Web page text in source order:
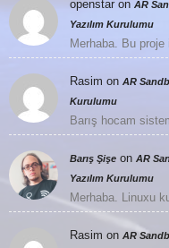
openstar on AR
Yazılım Kurulumu
Merhaba. Bu
Rasim on AR
Kurulumu
Barış hocam
Barış Şişe on AR
Yazılım Kurulumu
Merhaba. Linuxu
Rasim on AR